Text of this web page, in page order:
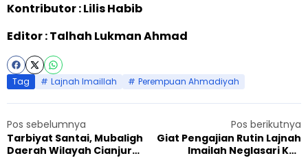
Kontributor : Lilis Habib
Editor : Talhah Lukman Ahmad
Tag Lajnah Imaillah Perempuan Ahmadiyah
Pos sebelumnya
Tarbiyat Santai, Mubaligh
Daerah Wilayah Cianjur
Pos berikutnya
Giat Pengajian Rutin Lajnah
Imailah Neglasari Kaji